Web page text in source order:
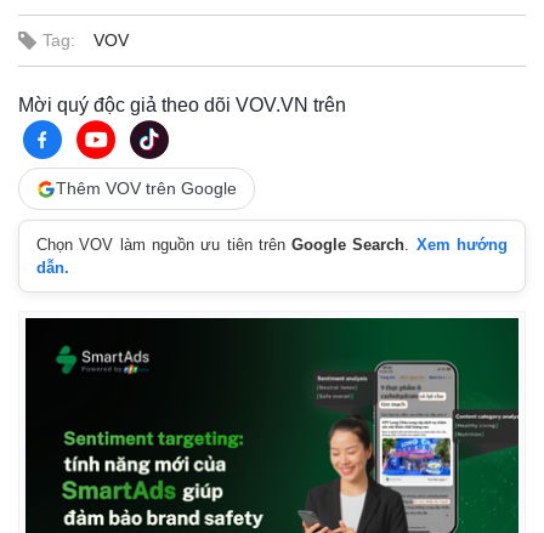
Tag: VOV
Mời quý độc giả theo dõi VOV.VN trên
Thêm VOV trên Google
Chọn VOV làm nguồn ưu tiên trênGoogle Search. Xem hướng
dẫn.